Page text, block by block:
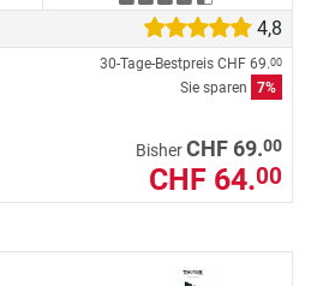
4,8
30-Tage-Bestpreis CHF 69.00
Sie sparen 7%
BisherCHF 69.00
CHF 64.00